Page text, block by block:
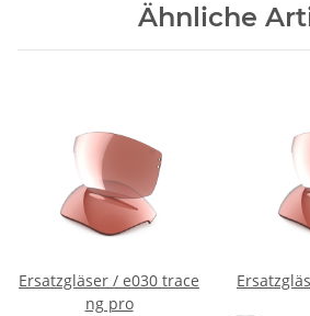
Ähnliche
Ersatzgläser / e030 trace
ng pro